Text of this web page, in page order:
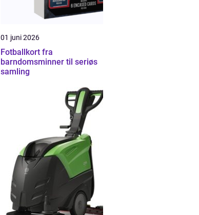
01 juni 2026
Fotballkort fra
barndomsminner til seriøs
samling